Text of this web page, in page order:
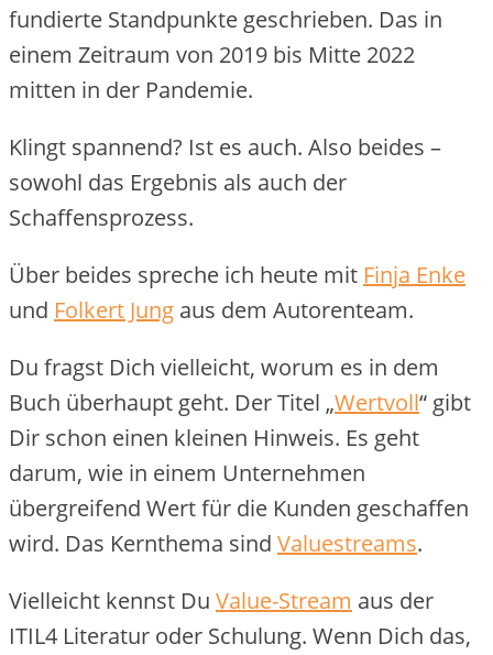
fundierte Standpunkte geschrieben. Das in
einem Zeitraum von 2019 bis Mitte 2022
mitten in der Pandemie.
Klingt spannend? Ist es auch. Also beides –
sowohl das Ergebnis als auch der
Schaffensprozess.
Über beides spreche ich heute mit Finja Enke
und Folkert Jung aus dem Autorenteam.
Du fragst Dich vielleicht, worum es in dem
Buch überhaupt geht. Der Titel „Wertvoll“ gibt
Dir schon einen kleinen Hinweis. Es geht
darum, wie in einem Unternehmen
übergreifend Wert für die Kunden geschaffen
wird. Das Kernthema sind Valuestreams.
Vielleicht kennst Du Value-Stream aus der
ITIL4 Literatur oder Schulung. Wenn Dich das,